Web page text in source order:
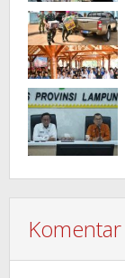
Komentar